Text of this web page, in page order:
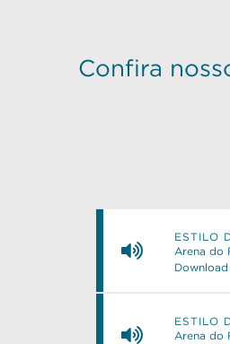
Confira
ESTILO
Arena do
Download
ESTILO
Arena do